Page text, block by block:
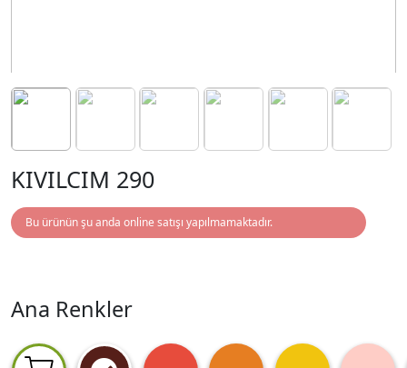
KIVILCIM 290
Bu ürünün şu anda online satışı yapılmamaktadır.
Ana Renkler